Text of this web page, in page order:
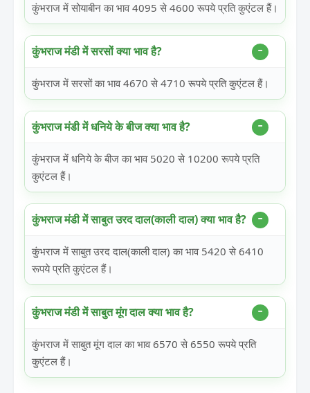
कुंभराज में सोयाबीन का भाव 4095 से 4600 रूपये प्रति कुएंटल हैं।
कुंभराज मंडी में सरसों क्या भाव है?
कुंभराज में सरसों का भाव 4670 से 4710 रूपये प्रति कुएंटल हैं।
कुंभराज मंडी में धनिये के बीज क्या भाव है?
कुंभराज में धनिये के बीज का भाव 5020 से 10200 रूपये प्रति
कुएंटल हैं।
कुंभराज मंडी में साबुत उरद दाल(काली दाल) क्या भाव है?
कुंभराज में साबुत उरद दाल(काली दाल) का भाव 5420 से 6410
रूपये प्रति कुएंटल हैं।
कुंभराज मंडी में साबुत मूंग दाल क्या भाव है?
कुंभराज में साबुत मूंग दाल का भाव 6570 से 6550 रूपये प्रति
कुएंटल हैं।